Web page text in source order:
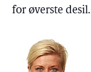
for øverste desil.